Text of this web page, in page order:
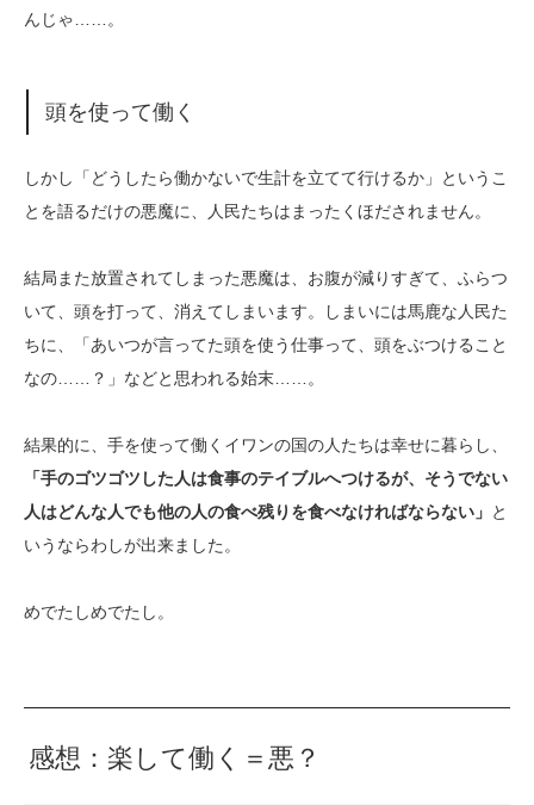
んじゃ……。
頭を使って働く
しかし「どうしたら働かないで生計を立てて行けるか」というこ
とを語るだけの悪魔に、人民たちはまったくほだされません。
結局また放置されてしまった悪魔は、お腹が減りすぎて、ふらつ
いて、頭を打って、消えてしまいます。しまいには馬鹿な人民た
ちに、「あいつが言ってた頭を使う仕事って、頭をぶつけること
なの……？」などと思われる始末……。
結果的に、手を使って働くイワンの国の人たちは幸せに暮らし、
「手のゴツゴツした人は食事のテイブルへつけるが、そうでない
人はどんな人でも他の人の食べ残りを食べなければならない」 と
いうならわしが出来ました。
めでたしめでたし。
感想：楽して働く＝悪？